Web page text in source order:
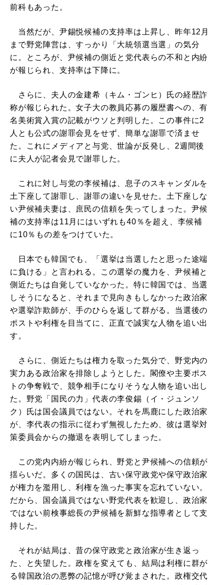
前科もあった。
当然だが、尹錫悦候補の支持率は上昇し、昨年12月
まで野党陣営は、すっかり「大統領選当選」の気分
に。ところが、尹候補の側近と党代表らの不和と内紛
が報じられ、支持率は下降に。
さらに、夫人の金建希（キム・ゴンヒ）氏の経歴詐
称が報じられた。女子大の教員応募の履歴書への、有
名美術賞入賞の記載がウソと判明した。この事件に2
人とも公式の謝罪会見をせず、簡単な謝罪で済ませ
た。これにメディアと与党、世論が反発し、2週間後
に夫人が記者会見で謝罪した。
これに対し与党の李候補は、息子のスキャンダルを
土下座して謝罪し、謝罪の違いを見せた。土下座しな
い尹候補夫妻は、庶民の信頼を失ってしまった。尹候
補の支持率は11月にはいずれも40％を超え、李候補
に10％もの差をつけていた。
日本でも韓国でも、「選挙は当選したと思った途端
に負ける」と言われる。この選挙の魔力を、尹候補と
側近たちは自覚していなかった。特に韓国では、当選
しそうになると、それまで見向きもしなかった政治家
や選挙詐欺師が、手のひらを返して群がる。当選後の
ポストや利権を目当てに、正直で誠実な人物を追い出
す。
さらに、側近たちは権力を取った気分で、野党内の
実力ある政治家を排除しようとした。閣僚や主要ポス
トの争奪戦で、競争相手になりそうな人物を追い出し
た。野党「国民の力」代表の李俊錫（イ・ジュンソ
ク）氏は国会議員ではない。それを馬鹿にした政治家
が、李代表の指示に従わず無視したため、彼は選挙対
策委員会からの撤退を表明してしまった。
この党内内紛が報じられ、野党と尹候補への信頼が
揺らいだ。多くの国民は、古い保守政党や保守政治家
が権力を濫用し、利権を漁った事実を忘れていない。
だから、国会議員ではない野党代表を歓迎し、政治家
ではない前検事総長の尹候補を新鮮な指導者として支
持した。
それが結局は、昔の保守政党と政治家が生き返っ
た、と失望した。政権を変えても、結局は利権に群が
る韓国政治の悪弊の記憶が呼び覚まされた。政権交代